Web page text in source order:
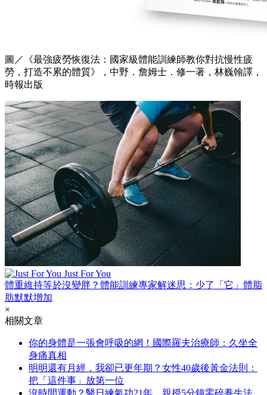
圖／《最強疲勞恢復法：國家級體能訓練師教你對抗慢性疲
勞，打造不累的體質》，中野．詹姆士．修一著，林巍翰譯，
時報出版
Just For You
體重維持等於沒變胖？體能訓練專家解迷思：少了「它」體脂
肪默默增加
×
相關文章
你的身體是一張會呼吸的網！國際羅夫治療師：久坐全
身痛真相
明明還有月經，我卻已更年期？女性40歲後黃金法則：
把「這件事」放第一位
沒時間運動？醫日練氣功21年，親授5分鐘零碎養生法